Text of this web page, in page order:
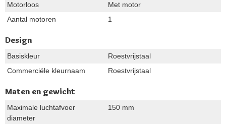
Motorloos
Met motor
Aantal motoren
1
Design
Basiskleur
Roestvrijstaal
Commerciële kleurnaam
Roestvrijstaal
Maten en gewicht
Maximale luchtafvoer
diameter
150 mm